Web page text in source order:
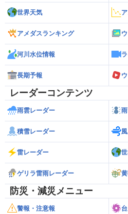
世界天気
アメダスランキング
河川水位情報
長期予報
レーダーコンテンツ
雨雲レーダー
積雪レーダー
雷レーダー
ゲリラ雷雨レーダー
防災・減災メニュー
警報・注意報